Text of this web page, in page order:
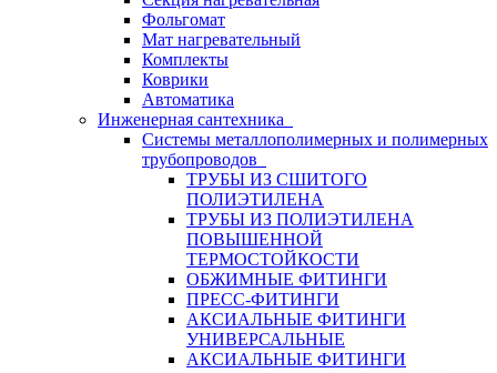
Фольгомат
Мат нагревательный
Комплекты
Коврики
Автоматика
Инженерная сантехника
Системы металлополимерных и полимерных
трубопроводов
ТРУБЫ ИЗ СШИТОГО
ПОЛИЭТИЛЕНА
ТРУБЫ ИЗ ПОЛИЭТИЛЕНА
ПОВЫШЕННОЙ
ТЕРМОСТОЙКОСТИ
ОБЖИМНЫЕ ФИТИНГИ
ПРЕСС-ФИТИНГИ
АКСИАЛЬНЫЕ ФИТИНГИ
УНИВЕРСАЛЬНЫЕ
АКСИАЛЬНЫЕ ФИТИНГИ